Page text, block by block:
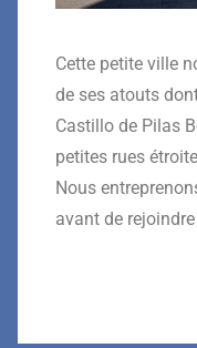
Cette petite ville
de ses atouts
Castillo de Pilas
petites rues
Nous
avant de